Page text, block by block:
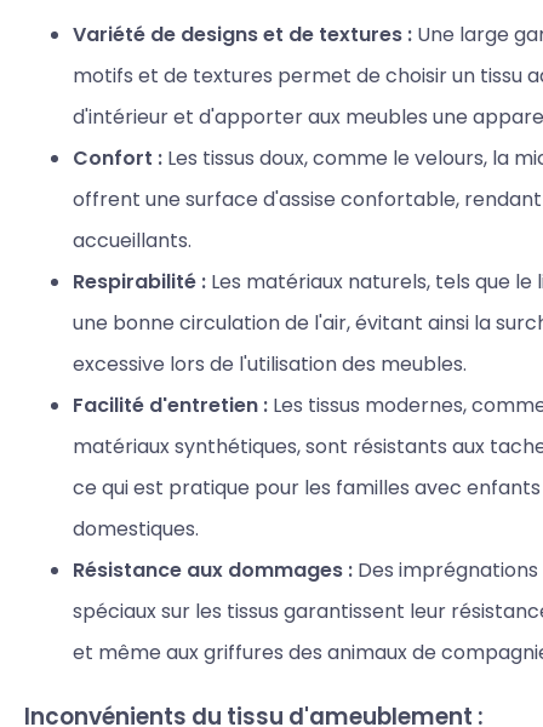
Variété de designs et de textures : Une large
motifs et de textures permet de choisir un tissu
d'intérieur et d'apporter aux meubles une
Confort : Les tissus doux, comme le velours, la
offrent une surface d'assise confortable,
accueillants.
Respirabilité : Les matériaux naturels, tels que
une bonne circulation de l'air, évitant ainsi la
excessive lors de l'utilisation des meubles.
Facilité d'entretien : Les tissus modernes,
matériaux synthétiques, sont résistants aux
ce qui est pratique pour les familles avec
domestiques.
Résistance aux dommages : Des
spéciaux sur les tissus garantissent leur
et même aux griffures des animaux de
Inconvénients du tissu d'ameublement :